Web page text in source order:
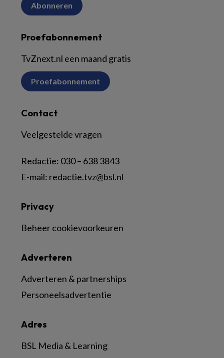
Abonneren
Proefabonnement
TvZnext.nl een maand gratis
Proefabonnement
Contact
Veelgestelde vragen
Redactie: 030 – 638 3843
E-mail: redactie.tvz@bsl.nl
Adres
BSL Media & Learning
Adverteren
Adverteren & partnerships
Personeelsadvertentie
Privacy
Beheer cookievoorkeuren